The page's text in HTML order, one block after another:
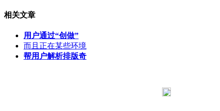
相关文章
用户通过“创做”
而且正在某些环境
帮用户解析排版奇